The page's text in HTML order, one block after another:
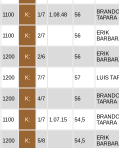
1100 K: 1/7 1.08.48 56
TAPARA
1100 K: 2/7 56
ERIK
1200 K: 2/6 56
ERIK
1200 K: 7/7 57 LUIS
1200 K: 4/7 56
TAPARA
1100 K: 1/7 1.07.15 54,5
TAPARA
1200 K: 5/8 54,5
ERIK